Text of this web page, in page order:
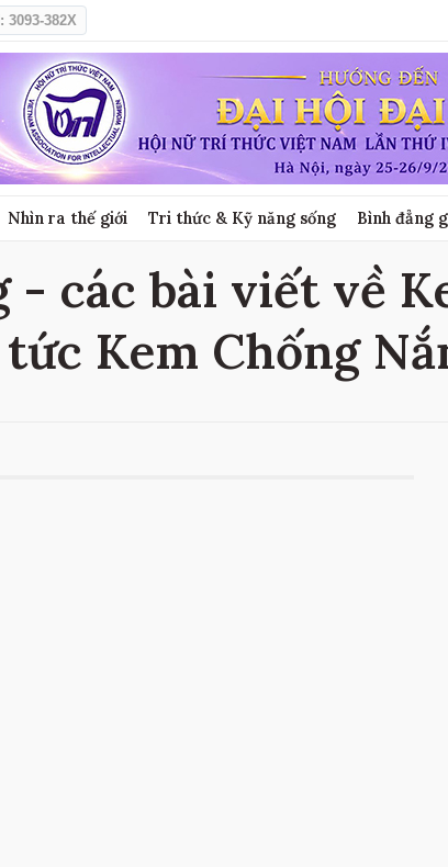
3093-382X
Nhìn ra thế giới Tri thức & Kỹ năng sống Bình đẳng
- các bài viết về
Kem Chống